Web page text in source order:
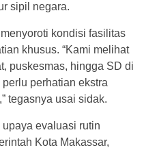
sipil negara.
kondisi fasilitas
khusus. “Kami melihat
puskesmas, hingga SD di
perhatian ekstra
tegasnya usai sidak.
evaluasi rutin
Kota Makassar,